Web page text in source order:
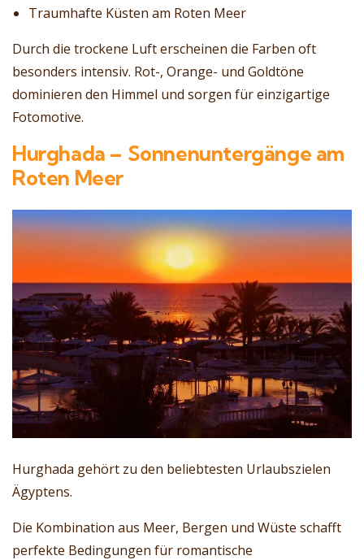
Traumhafte Küsten am Roten Meer
Durch die trockene Luft erscheinen die Farben oft
besonders intensiv. Rot-, Orange- und Goldtöne
dominieren den Himmel und sorgen für einzigartige
Fotomotive.
Hurghada – Sonnenuntergänge am
Roten Meer
Hurghada gehört zu den beliebtesten Urlaubszielen
Ägyptens.
Die Kombination aus Meer, Bergen und Wüste schafft
perfekte Bedingungen für romantische